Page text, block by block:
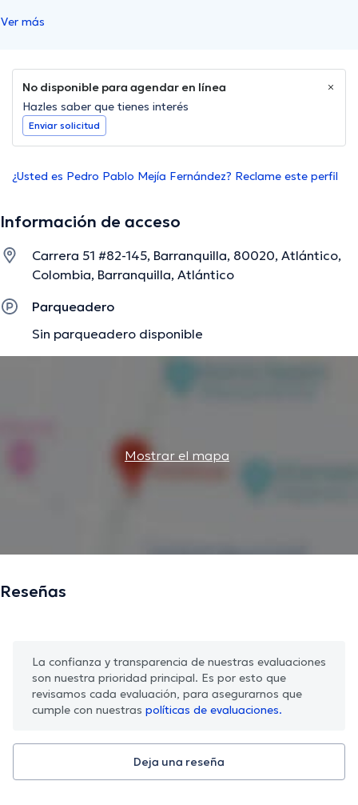
Ver más
No disponible para agendar en línea
Hazles saber que tienes interés
Enviar solicitud
¿Usted es Pedro Pablo Mejía Fernández? Reclame este perfil
Información de acceso
Carrera 51 #82-145, Barranquilla, 80020, Atlántico,
Colombia, Barranquilla, Atlántico
Parqueadero
Sin parqueadero disponible
Mostrar el mapa
Reseñas
La confianza y transparencia de nuestras evaluaciones
son nuestra prioridad principal. Es por esto que
revisamos cada evaluación, para asegurarnos que
cumple con nuestras políticas de evaluaciones.
Deja una reseña